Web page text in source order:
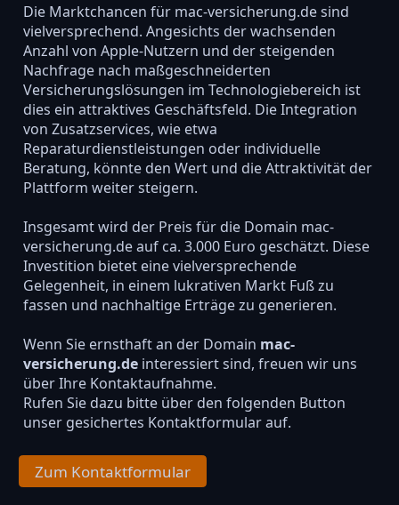
Die Marktchancen für mac-versicherung.de sind
vielversprechend. Angesichts der wachsenden
Anzahl von Apple-Nutzern und der steigenden
Nachfrage nach maßgeschneiderten
Versicherungslösungen im Technologiebereich ist
dies ein attraktives Geschäftsfeld. Die Integration
von Zusatzservices, wie etwa
Reparaturdienstleistungen oder individuelle
Beratung, könnte den Wert und die Attraktivität der
Plattform weiter steigern.
Insgesamt wird der Preis für die Domain mac-
versicherung.de auf ca. 3.000 Euro geschätzt. Diese
Investition bietet eine vielversprechende
Gelegenheit, in einem lukrativen Markt Fuß zu
fassen und nachhaltige Erträge zu generieren.
Wenn Sie ernsthaft an der Domain mac-
versicherung.deinteressiert sind, freuen wir uns
über Ihre Kontaktaufnahme.
Rufen Sie dazu bitte über den folgenden Button
unser gesichertes Kontaktformular auf.
Zum Kontaktformular